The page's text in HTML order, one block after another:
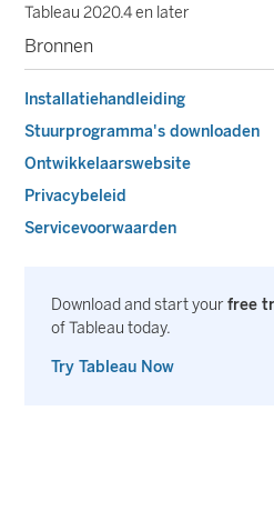
Tableau 2020.4 en later
Bronnen
Installatiehandleiding
Stuurprogramma's downloaden
Ontwikkelaarswebsite
Privacybeleid
Servicevoorwaarden
Download and start yourfree
of Tableau today.
Try Tableau Now